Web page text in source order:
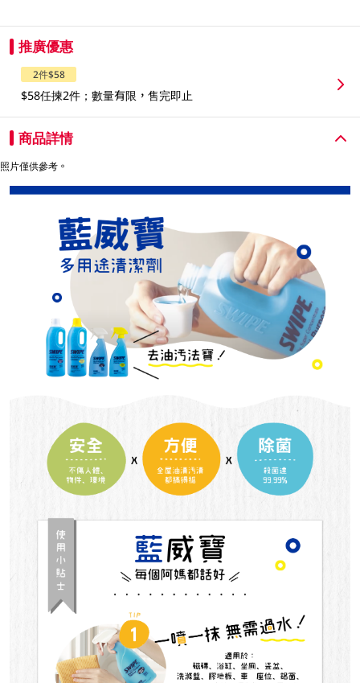
推廣優惠
2件$58
$58任揀2件；數量有限，售完即止
商品詳情
照片僅供參考。